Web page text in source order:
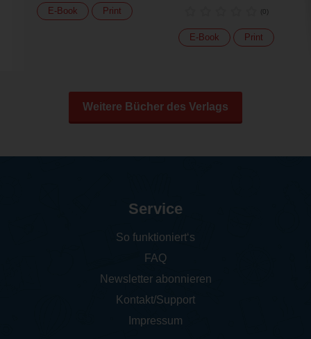
E-Book Print (0)
E-Book Print
Weitere Bücher des Verlags
Service
So funktioniert‘s
FAQ
Newsletter abonnieren
Kontakt/Support
Impressum